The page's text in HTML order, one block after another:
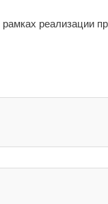
реализации